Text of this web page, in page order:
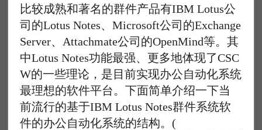
比较成熟和著名的群件产品有IBM Lotus公
司的Lotus Notes、Microsoft公司的Exchange
Server、Attachmate公司的OpenMind等。其
中Lotus Notes功能最强、更多地体现了CSC
W的一些理论，是目前实现办公自动化系统
最理想的软件平台。下面简单介绍一下当
前流行的基于IBM Lotus Notes群件系统软
件的办公自动化系统的结构。(